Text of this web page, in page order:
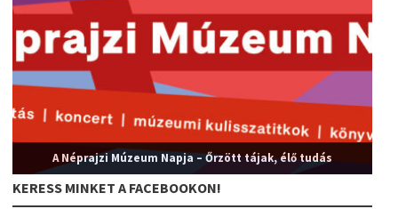
A Néprajzi Múzeum Napja – Őrzött tájak, élő tudás
KERESS MINKET A FACEBOOKON!